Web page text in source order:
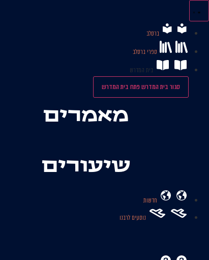
לתוכן
ברסלב
ספרי ברסלב
בית המדרש
סגור בית המדרשפתח בית המדרש
מאמרים
שיעורים
חדשות
נוסעים לרבנו